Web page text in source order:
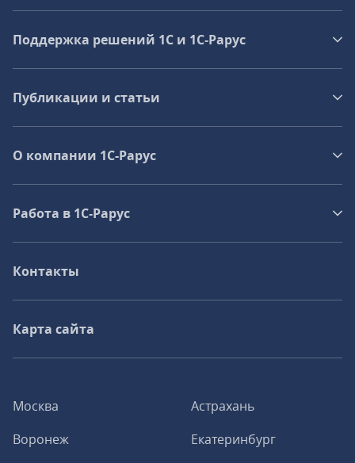
Москва
Астрахань
Воронеж
Екатеринбург
Поддержка решений 1С и 1С‑Рарус
Публикации и статьи
О компании 1C-Рарус
Работа в 1С‑Рарус
Контакты
Карта сайта